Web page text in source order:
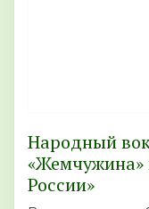
Народный
«Жемчужина»
России»